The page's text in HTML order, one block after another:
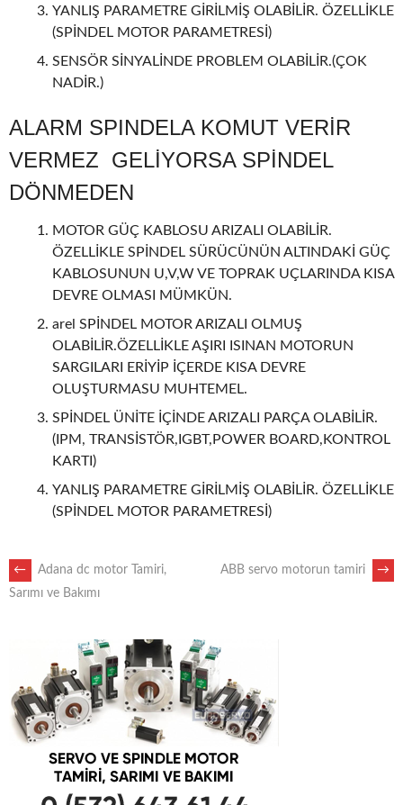
YANLIŞ PARAMETRE GİRİLMİŞ OLABİLİR. ÖZELLİKLE
(SPİNDEL MOTOR PARAMETRESİ)
SENSÖR SİNYALİNDE PROBLEM OLABİLİR.(ÇOK
NADİR.)
ALARM SPINDELA KOMUT VERİR
VERMEZ GELİYORSA SPİNDEL
DÖNMEDEN
MOTOR GÜÇ KABLOSU ARIZALI OLABİLİR.
ÖZELLİKLE SPİNDEL SÜRÜCÜNÜN ALTINDAKİ GÜÇ
KABLOSUNUN U,V,W VE TOPRAK UÇLARINDA KISA
DEVRE OLMASI MÜMKÜN.
arel SPİNDEL MOTOR ARIZALI OLMUŞ
OLABİLİR.ÖZELLİKLE AŞIRI ISINAN MOTORUN
SARGILARI ERİYİP İÇERDE KISA DEVRE
OLUŞTURMASU MUHTEMEL.
SPİNDEL ÜNİTE İÇİNDE ARIZALI PARÇA OLABİLİR.
(IPM, TRANSİSTÖR,IGBT,POWER BOARD,KONTROL
KARTI)
YANLIŞ PARAMETRE GİRİLMİŞ OLABİLİR. ÖZELLİKLE
(SPİNDEL MOTOR PARAMETRESİ)
POST
NAVIGATION
←
Adana dc motor Tamiri,
Sarımı ve Bakımı
ABB servo motorun tamiri →